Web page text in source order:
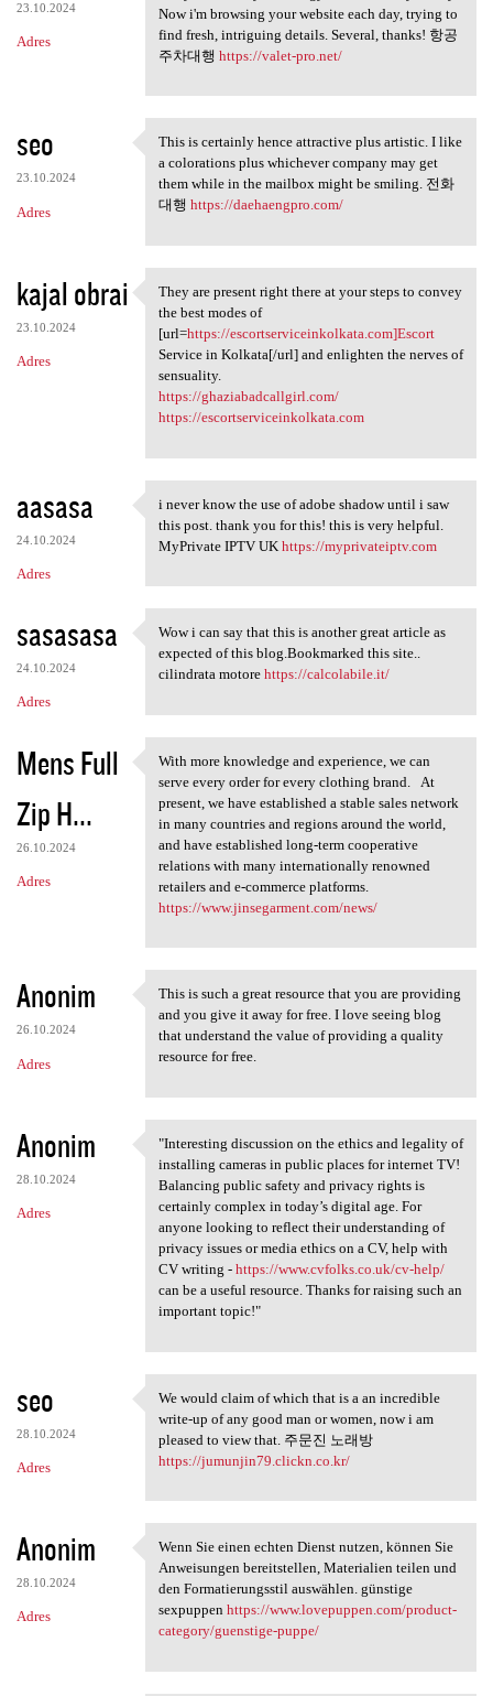
23.10.2024
Adres
Now i'm browsing your website each day, trying to
find fresh, intriguing details. Several, thanks! 항공
주차대행 https://valet-pro.net/
seo
23.10.2024
Adres
This is certainly hence
This is certainly hence attractive plus artistic. I like
a colorations plus whichever company may get
them while in the mailbox might be smiling. 전화
대행 https://daehaengpro.com/
kajal obrai
23.10.2024
Adres
They are present right there
They are present right there at your steps to convey
the best modes of
[url=https://escortserviceinkolkata.com]Escort
Service in Kolkata[/url] and enlighten the nerves of
sensuality.
https://ghaziabadcallgirl.com/
https://escortserviceinkolkata.com
aasasa
24.10.2024
Adres
i never know the use of adobe
i never know the use of adobe shadow until i saw
this post. thank you for this! this is very helpful.
MyPrivate IPTV UK https://myprivateiptv.com
sasasasa
24.10.2024
Adres
Wow i can say that this is
Wow i can say that this is another great article as
expected of this blog.Bookmarked this site..
cilindrata motore https://calcolabile.it/
Mens Full
Zip H...
26.10.2024
Adres
With more knowledge and
With more knowledge and experience, we can
serve every order for every clothing brand. At
present, we have established a stable sales network
in many countries and regions around the world,
and have established long-term cooperative
relations with many internationally renowned
retailers and e-commerce platforms.
https://www.jinsegarment.com/news/
Anonim
26.10.2024
Adres
This is such a great resource
This is such a great resource that you are providing
and you give it away for free. I love seeing blog
that understand the value of providing a quality
resource for free.
Anonim
28.10.2024
Adres
"Interesting discussion on
"Interesting discussion on the ethics and legality of
installing cameras in public places for internet TV!
Balancing public safety and privacy rights is
certainly complex in today’s digital age. For
anyone looking to reflect their understanding of
privacy issues or media ethics on a CV, help with
CV writing - https://www.cvfolks.co.uk/cv-help/
can be a useful resource. Thanks for raising such an
important topic!"
seo
28.10.2024
Adres
We would claim of which that
We would claim of which that is a an incredible
write-up of any good man or women, now i am
pleased to view that. 주문진 노래방
https://jumunjin79.clickn.co.kr/
Anonim
28.10.2024
Adres
Wenn Sie einen echten Dienst
Wenn Sie einen echten Dienst nutzen, können Sie
Anweisungen bereitstellen, Materialien teilen und
den Formatierungsstil auswählen. günstige
sexpuppen https://www.lovepuppen.com/product-
category/guenstige-puppe/